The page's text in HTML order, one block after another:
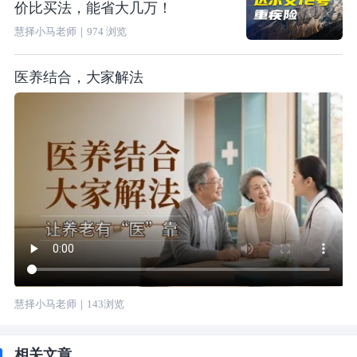
价比买法，能省大几万！
慧择小马老师｜ 974浏览
医养结合，大家解法
慧择小马老师｜ 143浏览